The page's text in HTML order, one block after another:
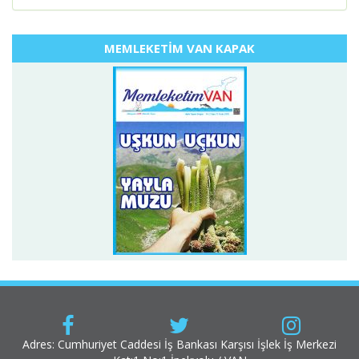
MEMLEKETİM VAN KAPAK
Adres: Cumhuriyet Caddesi İş Bankası Karşısı İşlek İş Merkezi